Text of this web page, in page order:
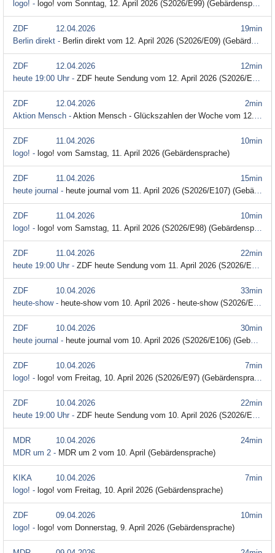
logo! - logo! vom Sonntag, 12. April 2026 (S2026/E99) (Gebärdensprache)
19min
ZDF
12.04.2026
Berlin direkt - Berlin direkt vom 12. April 2026 (S2026/E09) (Gebärdensprache)
12min
ZDF
12.04.2026
heute 19:00 Uhr - ZDF heute Sendung vom 12. April 2026 (S2026/E102) (Gebärdensprache)
2min
ZDF
12.04.2026
Aktion Mensch - Aktion Mensch - Glückszahlen der Woche vom 12. April 2026 (S2026/E15) (Gebärdensprache)
10min
ZDF
11.04.2026
logo! - logo! vom Samstag, 11. April 2026 (Gebärdensprache)
15min
ZDF
11.04.2026
heute journal - heute journal vom 11. April 2026 (S2026/E107) (Gebärdensprache)
10min
ZDF
11.04.2026
logo! - logo! vom Samstag, 11. April 2026 (S2026/E98) (Gebärdensprache)
22min
ZDF
11.04.2026
heute 19:00 Uhr - ZDF heute Sendung vom 11. April 2026 (S2026/E101) (Gebärdensprache)
33min
ZDF
10.04.2026
heute-show - heute-show vom 10. April 2026 - heute-show (S2026/E09) (Gebärdensprache)
30min
ZDF
10.04.2026
heute journal - heute journal vom 10. April 2026 (S2026/E106) (Gebärdensprache)
7min
ZDF
10.04.2026
logo! - logo! vom Freitag, 10. April 2026 (S2026/E97) (Gebärdensprache)
22min
ZDF
10.04.2026
heute 19:00 Uhr - ZDF heute Sendung vom 10. April 2026 (S2026/E100) (Gebärdensprache)
24min
MDR
10.04.2026
MDR um 2 - MDR um 2 vom 10. April (Gebärdensprache)
7min
KIKA
10.04.2026
logo! - logo! vom Freitag, 10. April 2026 (Gebärdensprache)
10min
ZDF
09.04.2026
logo! - logo! vom Donnerstag, 9. April 2026 (Gebärdensprache)